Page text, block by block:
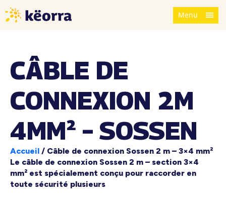
Menu
CÂBLE DE
CONNEXION 2M
4MM² – SOSSEN
Accueil / Câble de connexion Sossen 2 m – 3×4 mm²
Le câble de connexion Sossen 2 m – section 3×4
mm² est spécialement conçu pour raccorder en
toute sécurité plusieurs